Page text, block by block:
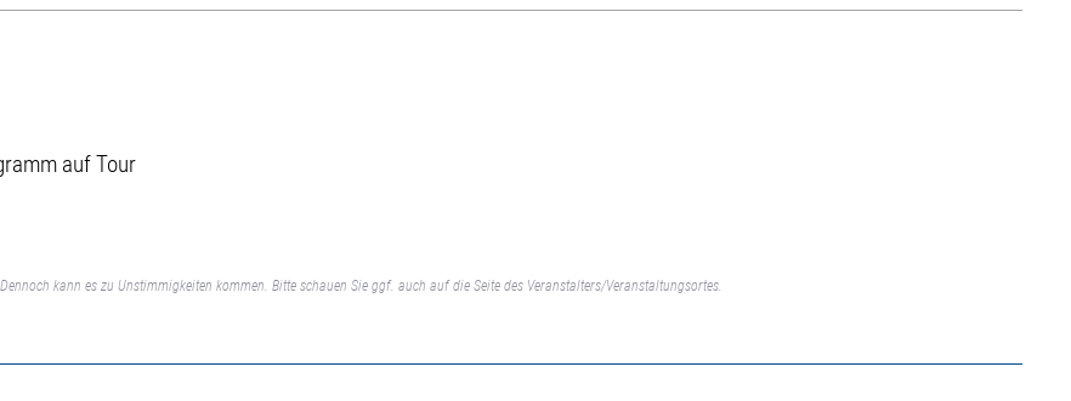
auf Tour
kann es zu Unstimmigkeiten kommen. Bitte schauen Sie ggf. auch auf die Seite des Veranstalters/Veranstaltungsortes.